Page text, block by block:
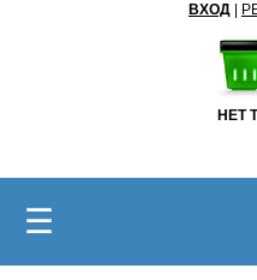
ВХОД
НЕТ
☰